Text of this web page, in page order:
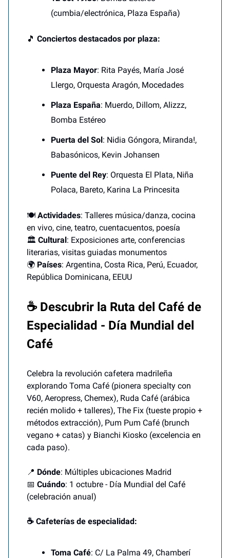
(cumbia/electrónica, Plaza España)
🎵 Conciertos destacados por plaza:
Plaza Mayor: Rita Payés, María José
Llergo, Orquesta Aragón, Mocedades
Plaza España: Muerdo, Dillom, Alizzz,
Bomba Estéreo
Puerta del Sol: Nidia Góngora, Miranda!,
Babasónicos, Kevin Johansen
Puente del Rey: Orquesta El Plata, Niña
Polaca, Bareto, Karina La Princesita
🍽️ Actividades: Talleres música/danza, cocina
en vivo, cine, teatro, cuentacuentos, poesía
🏛️ Cultural: Exposiciones arte, conferencias
literarias, visitas guiadas monumentos
🌍 Países: Argentina, Costa Rica, Perú, Ecuador,
República Dominicana, EEUU
☕ Descubrir la Ruta del Café de
Especialidad - Día Mundial del
Café
Celebra la revolución cafetera madrileña
explorando Toma Café (pionera specialty con
V60, Aeropress, Chemex), Ruda Café (arábica
recién molido + talleres), The Fix (tueste propio +
métodos extracción), Pum Pum Café (brunch
vegano + catas) y Bianchi Kiosko (excelencia en
cada paso).
📍 Dónde: Múltiples ubicaciones Madrid
📅 Cuándo: 1 octubre - Día Mundial del Café
(celebración anual)
☕ Cafeterías de especialidad:
Toma Café: C/ La Palma 49, Chamberí